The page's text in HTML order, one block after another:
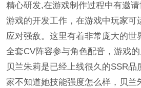
精心研发,在游戏制作过程中有邀
游戏的开发工作，在游戏中玩家可
应对强敌。这里有着非常庞大的世
全套CV阵容参与角色配音，游戏
贝兰朱莉是已经上线很久的SSR
家不知道她技能强度怎么样，贝兰